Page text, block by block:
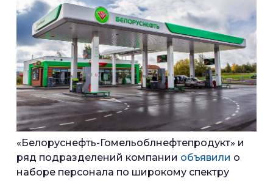
«Белоруснефть-Гомельоблнефтепродукт» и
ряд подразделений компании объявили о
наборе персонала по широкому спектру